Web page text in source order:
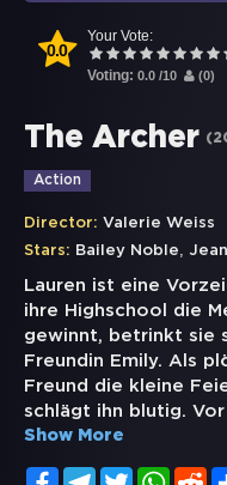
0.0
Your Vote:
Voting: 0.0 /10 (0)
The Archer (
Action
Director: Valerie Weiss
Stars: Bailey Noble,
Lauren ist eine
ihre Highschool die
gewinnt, betrinkt sie
Freundin Emily. Als
Freund die kleine
schlägt ihn blutig.
Show More
FacebookTelegramTwitter